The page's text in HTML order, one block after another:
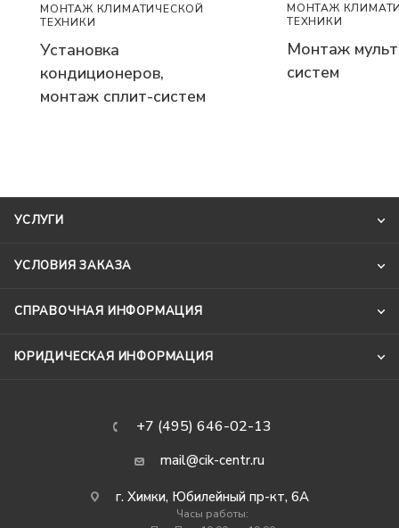
МОНТАЖ КЛИМАТИЧЕСКОЙ
ТЕХНИКИ
Установка
кондиционеров,
монтаж сплит-систем
МОНТАЖ
ТЕХНИКИ
Монтаж
систем
УСЛУГИ
УСЛОВИЯ ЗАКАЗА
СПРАВОЧНАЯ ИНФОРМАЦИЯ
ЮРИДИЧЕСКАЯ ИНФОРМАЦИЯ
+7 (495) 646-02-13
mail@cik-centr.ru
г. Химки, Юбилейный пр-кт, 6А
Часы работы: